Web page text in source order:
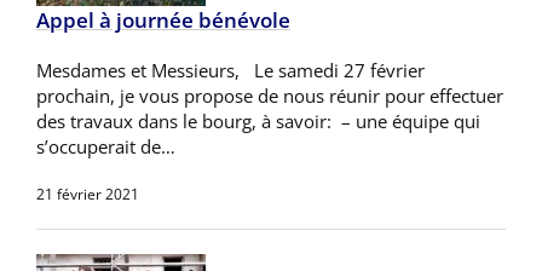
Appel à journée bénévole
Mesdames et Messieurs, Le samedi 27 février
prochain, je vous propose de nous réunir pour effectuer
des travaux dans le bourg, à savoir: – une équipe qui
s’occuperait de…
21 février 2021